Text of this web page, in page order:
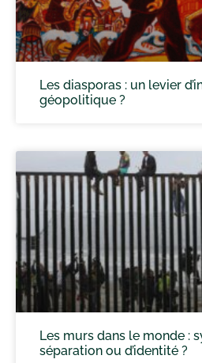
Les diasporas : un levier
géopolitique ?
Les murs dans le monde :
séparation ou d’identité ?